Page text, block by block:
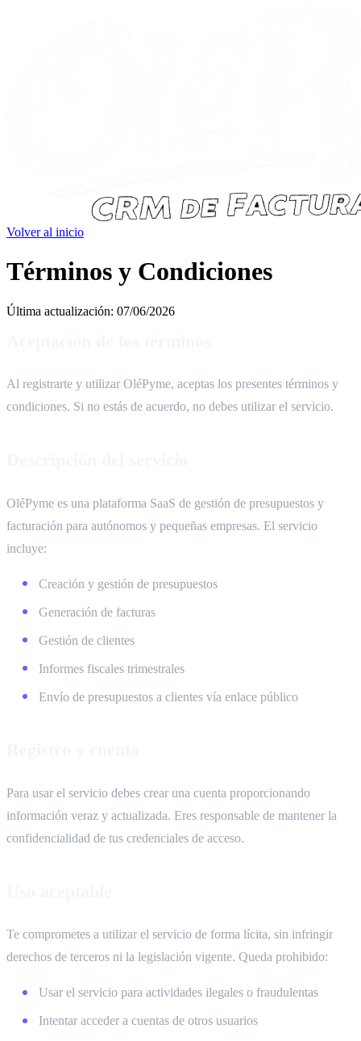
Volver al inicio
Términos y Condiciones
Última actualización: 07/06/2026
Al registrarte y utilizar OléPyme, aceptas los presentes términos y
condiciones. Si no estás de acuerdo, no debes utilizar el servicio.
OléPyme es una plataforma SaaS de gestión de presupuestos y
facturación para autónomos y pequeñas empresas. El servicio
incluye:
Creación y gestión de presupuestos
Generación de facturas
Gestión de clientes
Informes fiscales trimestrales
Envío de presupuestos a clientes vía enlace público
Para usar el servicio debes crear una cuenta proporcionando
información veraz y actualizada. Eres responsable de mantener la
confidencialidad de tus credenciales de acceso.
Te comprometes a utilizar el servicio de forma lícita, sin infringir
derechos de terceros ni la legislación vigente. Queda prohibido:
Usar el servicio para actividades ilegales o fraudulentas
Intentar acceder a cuentas de otros usuarios